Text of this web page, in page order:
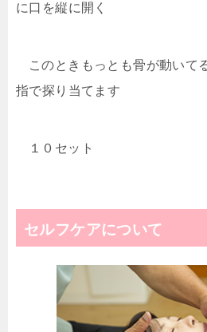
に口を縦に開く
このときもっとも骨が動いて
指で探り当てます
１０セット
セルフケアについて